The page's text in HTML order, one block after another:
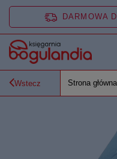
DARMOWA
Wstecz Strona główna